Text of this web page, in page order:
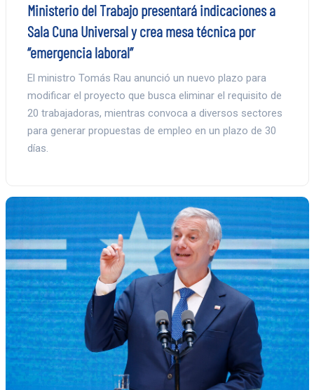
Ministerio del Trabajo presentará indicaciones a
Sala Cuna Universal y crea mesa técnica por
“emergencia laboral”
El ministro Tomás Rau anunció un nuevo plazo para
modificar el proyecto que busca eliminar el requisito de
20 trabajadoras, mientras convoca a diversos sectores
para generar propuestas de empleo en un plazo de 30
días.